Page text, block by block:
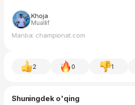
Khoja
Muallif
Manba: championat.com
2 0 1
Shuningdek o'qing